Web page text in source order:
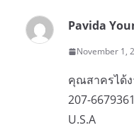
Pavida
November 1,
คุณสาครได้
207-
U.S.A